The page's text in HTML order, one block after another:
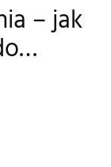
– jak